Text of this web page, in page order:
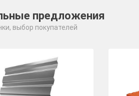
предложения
выбор покупателей